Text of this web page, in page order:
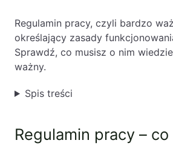
Ochrona majątku i planowanie
Doradztwo sukcesyjne
Ochrona majątku
Planowanie podatkowe
Spółki zagraniczne – wsparcie
Regulamin pracy, czyli bardzo
określający zasady
Sprawdź, co musisz o nim
ważny.
Spis treści
Regulamin pracy –